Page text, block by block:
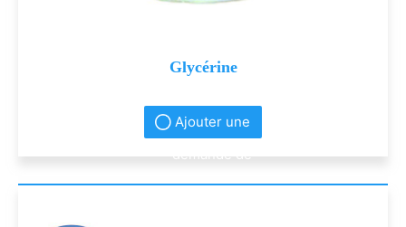
Glycérine
Ajouter une
demande de
renseignement